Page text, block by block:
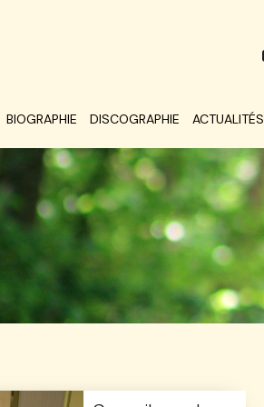
BIOGRAPHIE DISCOGRAPHIE ACTUALITÉS